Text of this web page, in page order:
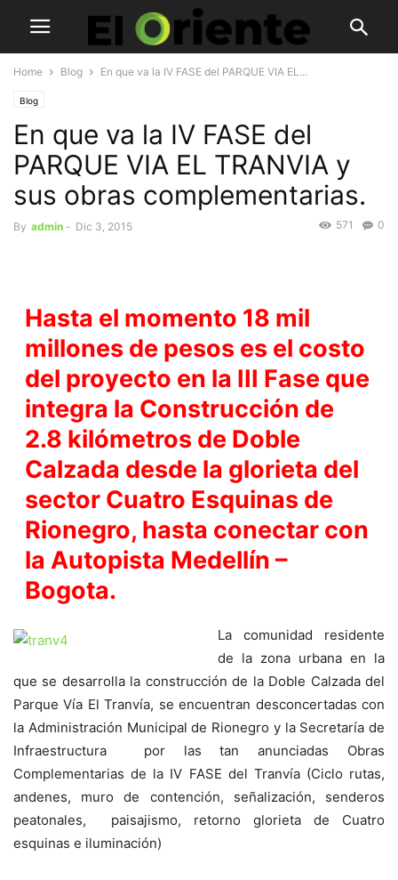
Home Blog En que va la IV FASE del PARQUE VIA EL...
Blog
En que va la IV FASE del
PARQUE VIA EL TRANVIA y
sus obras complementarias.
By admin - Dic 3, 2015 0
571
Hasta el momento 18 mil
millonesde pesos es el costo
del proyecto en la III Fase que
integra la Construcción de
2.8 kilómetros de Doble
Calzada desde la glorieta del
sector Cuatro Esquinas de
Rionegro, hasta conectar con
la Autopista Medellín –
Bogota.
La comunidad residente
de la zona urbana en la
que se desarrolla la construcción de la Doble Calzada del
Parque Vía El Tranvía, se encuentran desconcertadas con
la Administración Municipal de Rionegro y la Secretaría de
Infraestructura por las tan anunciadas Obras
Complementarias de la IV FASE del Tranvía (Ciclo rutas,
andenes, muro de contención, señalización, senderos
peatonales, paisajismo, retorno glorieta de Cuatro
esquinas e iluminación)